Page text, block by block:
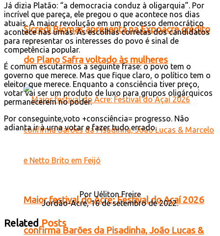
Sicredi Biomas apresenta na Expoacre crédito
do Plano Safra voltado às mulheres
Maior festival do Acre: Festival do Açaí 2026
confirma Barões da Pisadinha, João Lucas &
Já dizia Platão: “a democracia conduz à oligarquia”. Por
incrível que pareça, ele pregou o que acontece nos dias
atuais. A maior revolução em um processo democrático
acontece nas urnas. Às escolhas corretas dos candidatos
para representar os interesses do povo é sinal de
competência popular.
É comum escutarmos a seguinte frase: o povo tem o
governo que merece. Mas que fique claro, o político tem o
eleitor que merece. Enquanto a consciência tiver preço,
votar vai ser um produto de luxo para grupos oligárquicos
permanecerem no poder.
Por conseguinte,voto +consciência= progresso. Não
adianta ir à urna votar e fazer tudo errado.
Por Uéliton Freire
Jordão-Acre, 16 de setembro de 2022.
Related Posts